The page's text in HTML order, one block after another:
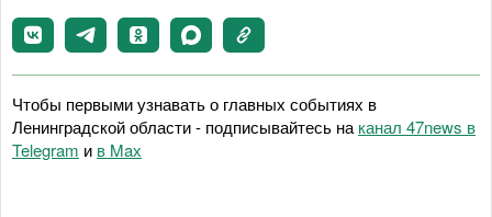
Чтобы первыми узнавать о главных событиях в
Ленинградской области - подписывайтесь на канал 47news в
Telegram и в Maх